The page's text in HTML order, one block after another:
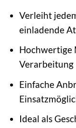
Verleiht
einladende
Hochwertige
Verarbeitung
Einfache
Ideal als